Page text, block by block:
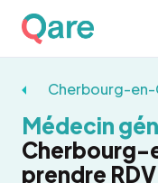
Cherbourg-
Médecin
Cherbourg-
prendre